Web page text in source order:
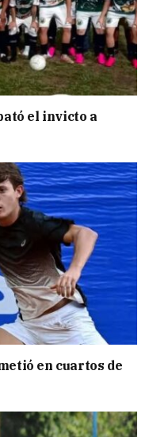
el invicto a
en cuartos de